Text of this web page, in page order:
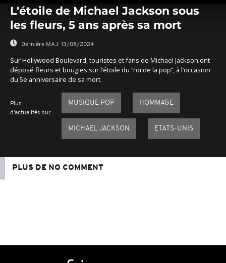
seconds
seconds
L'étoile de Michael Jackson sous
les fleurs, 5 ans après sa mort
Dernière MAJ: 13/08/2024
Sur Hollywood Boulevard, touristes et fans de Michael Jackson ont
déposé fleurs et bougies sur l‘étoile du “roi de la pop”, à l’occasion
du 5e anniversaire de sa mort.
Plus
d'actualités sur
MUSIQUE POP HOMMAGE
MICHAEL JACKSON ETATS-UNIS
PLUS DE NO COMMENT